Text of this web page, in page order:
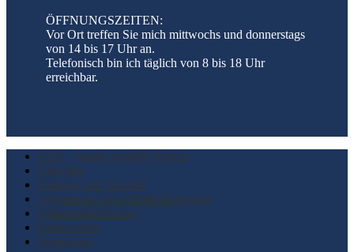
ÖFFNUNGSZEITEN:
Vor Ort treffen Sie mich mittwochs und donnerstags
von 14 bis 17 Uhr an.
Telefonisch bin ich täglich von 8 bis 18 Uhr
erreichbar.
FAQ – häufig gestellte Fragen
Über uns
Zahlung und Versand
Allgemeine Geschäftsbedingungen
Widerrufsbelehrung
Datenschutz
Impressum